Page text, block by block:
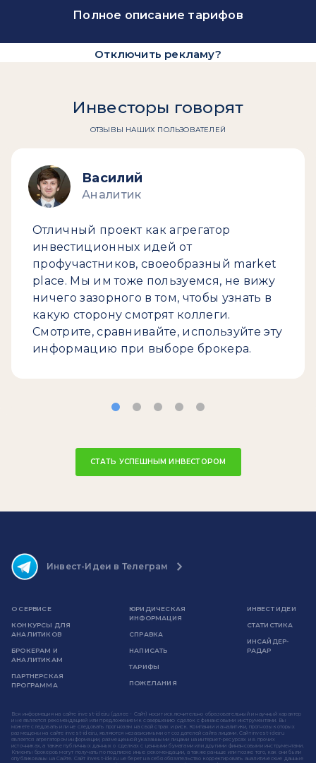
Полное описание тарифов
Отключить рекламу?
Инвесторы говорят
ОТЗЫВЫ НАШИХ ПОЛЬЗОВАТЕЛЕЙ
Василий
Аналитик
Отличный проект как агрегатор
инвестиционных идей от
профучастников, своеобразный market
place. Мы им тоже пользуемся, не вижу
ничего зазорного в том, чтобы узнать в
какую сторону смотрят коллеги.
Смотрите, сравнивайте, используйте эту
информацию при выборе брокера.
СТАТЬ УСПЕШНЫМ ИНВЕСТОРОМ
Инвест-Идеи в Телеграм
О СЕРВИСЕ
КОНКУРСЫ ДЛЯ
АНАЛИТИКОВ
БРОКЕРАМ И
АНАЛИТИКАМ
ПАРТНЕРСКАЯ
ПРОГРАММА
ЮРИДИЧЕСКАЯ
ИНФОРМАЦИЯ
СПРАВКА
НАПИСАТЬ
ТАРИФЫ
ПОЖЕЛАНИЯ
ИНВЕСТ ИДЕИ
СТАТИСТИКА
ИНСАЙДЕР-
РАДАР
Вся информация на сайте invest-idei.ru (далее - Сайт) носит исключительно образовательный и научный характер
и не является рекомендацией или предложением к совершению сделок с финансовыми инструментами. Вы
можете следовать или не следовать прогнозам на свой страх и риск. Компании и аналитики, прогнозы которых
размещены на сайте invest-idei.ru, являются независимыми от создателей сайта лицами. Сайт invest-idei.ru
является агрегатором информации, размещенной указанными лицами на интернет-ресурсах и в прочих
источниках, а также публичных данных о сделках с ценными бумагами или другими финансовыми инструментами.
Клиенты брокеров могут получать по подписке иные рекомендации, а также раньше или позже того, как они были
опубликованы на Сайте. Сайт invest-idei.ru не берет на себя обязательство корректировать аналитические данные